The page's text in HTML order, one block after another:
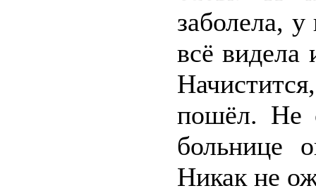
заболела,
всё видела
пошёл. Не
больнице
Никак не